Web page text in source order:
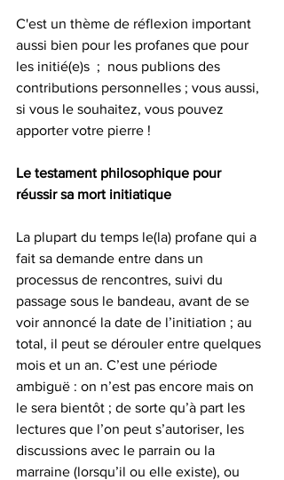
C'est un thème de réflexion important
aussi bien pour les profanes que pour
les initié(e)s  ;  nous publions des
contributions personnelles ; vous aussi,
si vous le souhaitez, vous pouvez
apporter votre pierre !
Le testament philosophique pour
réussir sa mort initiatique
La plupart du temps le(la) profane qui a
fait sa demande entre dans un
processus de rencontres, suivi du
passage sous le bandeau, avant de se
voir annoncé la date de l’initiation ; au
total, il peut se dérouler entre quelques
mois et un an. C’est une période
ambiguë : on n’est pas encore mais on
le sera bientôt ; de sorte qu’à part les
lectures que l’on peut s’autoriser, les
discussions avec le parrain ou la
marraine (lorsqu’il ou elle existe), ou